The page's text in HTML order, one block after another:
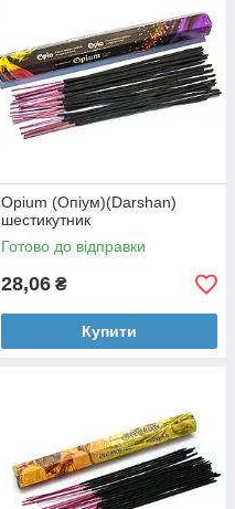
Opium (Опіум)(Darshan)
шестикутник
Готово до відправки
28,06 ₴
Купити